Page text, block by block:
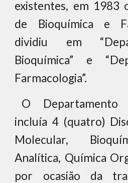
existentes, em 1983
de Bioquímica e
dividiu em
Bioquímica” e
Farmacologia”.
O Departamento
incluía 4 (quatro)
Molecular,
Analítica, Química
por ocasião da